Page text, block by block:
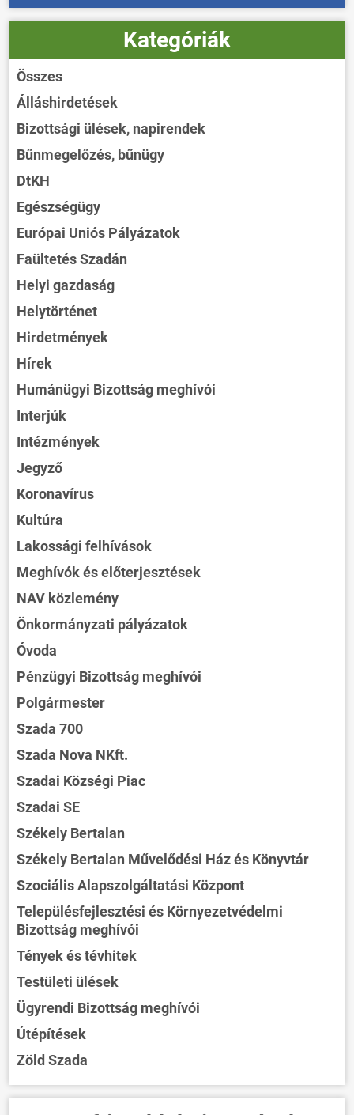
Kategóriák
Összes
Álláshirdetések
Bizottsági ülések, napirendek
Bűnmegelőzés, bűnügy
DtKH
Egészségügy
Európai Uniós Pályázatok
Faültetés Szadán
Helyi gazdaság
Helytörténet
Hirdetmények
Hírek
Humánügyi Bizottság meghívói
Interjúk
Intézmények
Jegyző
Koronavírus
Kultúra
Lakossági felhívások
Meghívók és előterjesztések
NAV közlemény
Önkormányzati pályázatok
Óvoda
Pénzügyi Bizottság meghívói
Polgármester
Szada 700
Szada Nova NKft.
Szadai Községi Piac
Szadai SE
Székely Bertalan
Székely Bertalan Művelődési Ház és Könyvtár
Szociális Alapszolgáltatási Központ
Településfejlesztési és Környezetvédelmi
Bizottság meghívói
Tények és tévhitek
Testületi ülések
Ügyrendi Bizottság meghívói
Útépítések
Zöld Szada